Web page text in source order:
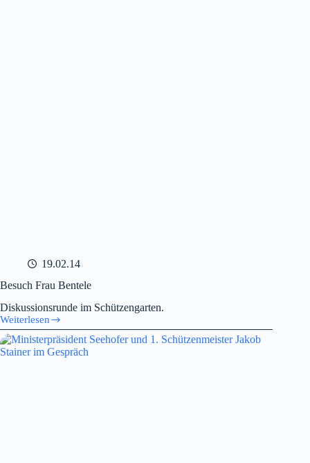
19.02.14
Besuch Frau Bentele
Diskussionsrunde im Schützengarten.
Weiterlesen
Besuch
Frau
Bentele